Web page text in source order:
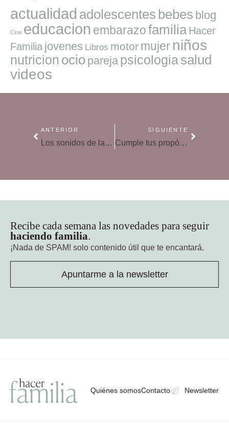
actualidad adolescentes bebes blog
Cine educacion embarazofamilia Hacer
Familia jovenes Libros motor mujer niños
nutricion ocio pareja psicologiasalud
videos
ANTERIOR
Los sonidos de la Navidad: ¿por qué nos producen tanta emoción escucharlos?
SIGUIENTE
Cumple tus propósitos de Año Nuevo sin frustrarte
Recibe cada semana las novedades para seguir
haciendo familia.
¡Nada de SPAM! solo contenido útil que te encantará.
Apuntarme a la newsletter
Quiénes somosContacto Newsletter